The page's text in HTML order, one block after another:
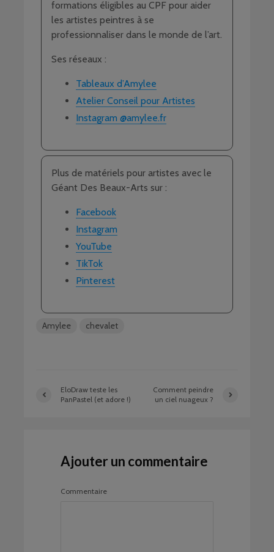
formations éligibles au CPF pour aider
les artistes peintres à se
professionnaliser dans le monde de l’art.
Ses réseaux :
Tableaux d’Amylee
Atelier Conseil pour Artistes
Instagram @amylee.fr
Plus de matériels pour artistes avec le
Géant Des Beaux-Arts sur :
Facebook
Instagram
YouTube
TikTok
Pinterest
Amylee chevalet
EloDraw teste les
PanPastel (et adore !)
Comment peindre
un ciel nuageux ?
Ajouter un commentaire
Commentaire